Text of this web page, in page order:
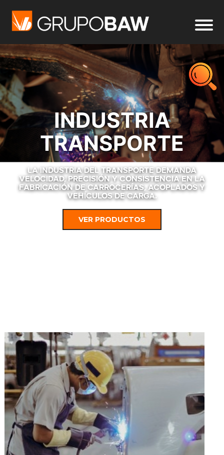
INDUSTRIA
TRANSPORTE
La industria del transporte demanda
velocidad, precisión y consistencia en la
fabricación de carrocerías, acoplados y
vehículos de carga.
VER PRODUCTOS